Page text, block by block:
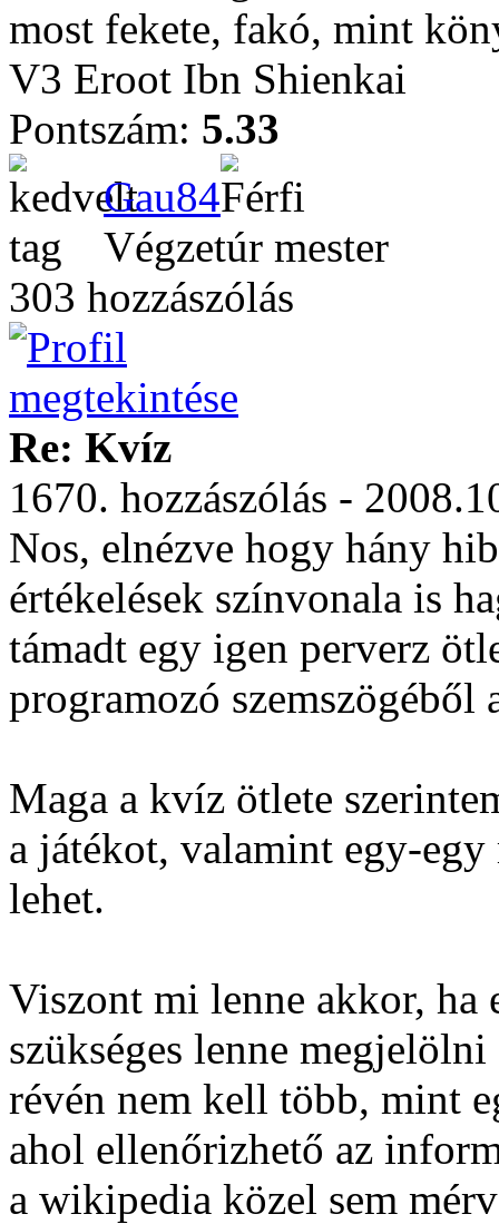
most fekete, fakó, mint
V3 Eroot Ibn Shienkai
Pontszám: 5.33
Gau84
Végzetúr mester
303 hozzászólás
Re: Kvíz
1670. hozzászólás -
Nos, elnézve hogy hány
értékelések színvonala is
támadt egy igen perverz
programozó szemszögéből
Maga a kvíz ötlete
a játékot, valamint egy-
lehet.
Viszont mi lenne akkor, ha
szükséges lenne
révén nem kell több, mint
ahol ellenőrizhető az
a wikipedia közel sem